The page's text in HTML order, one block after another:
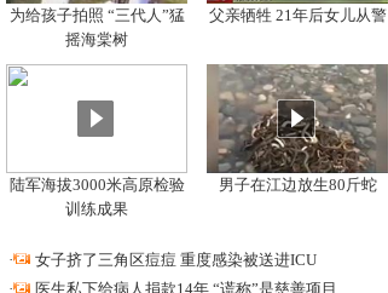
为给孩子拍照 “三代人”猛
摇海棠树
父亲牺牲 21年后女儿从警
陆军海拔3000米高原检验
训练成果
男子在江边放生80斤蛇
·
女子挤了三角区痘痘 重度感染被送进ICU
·
医生私下给病人捐款14年 “谎称”是慈善项目